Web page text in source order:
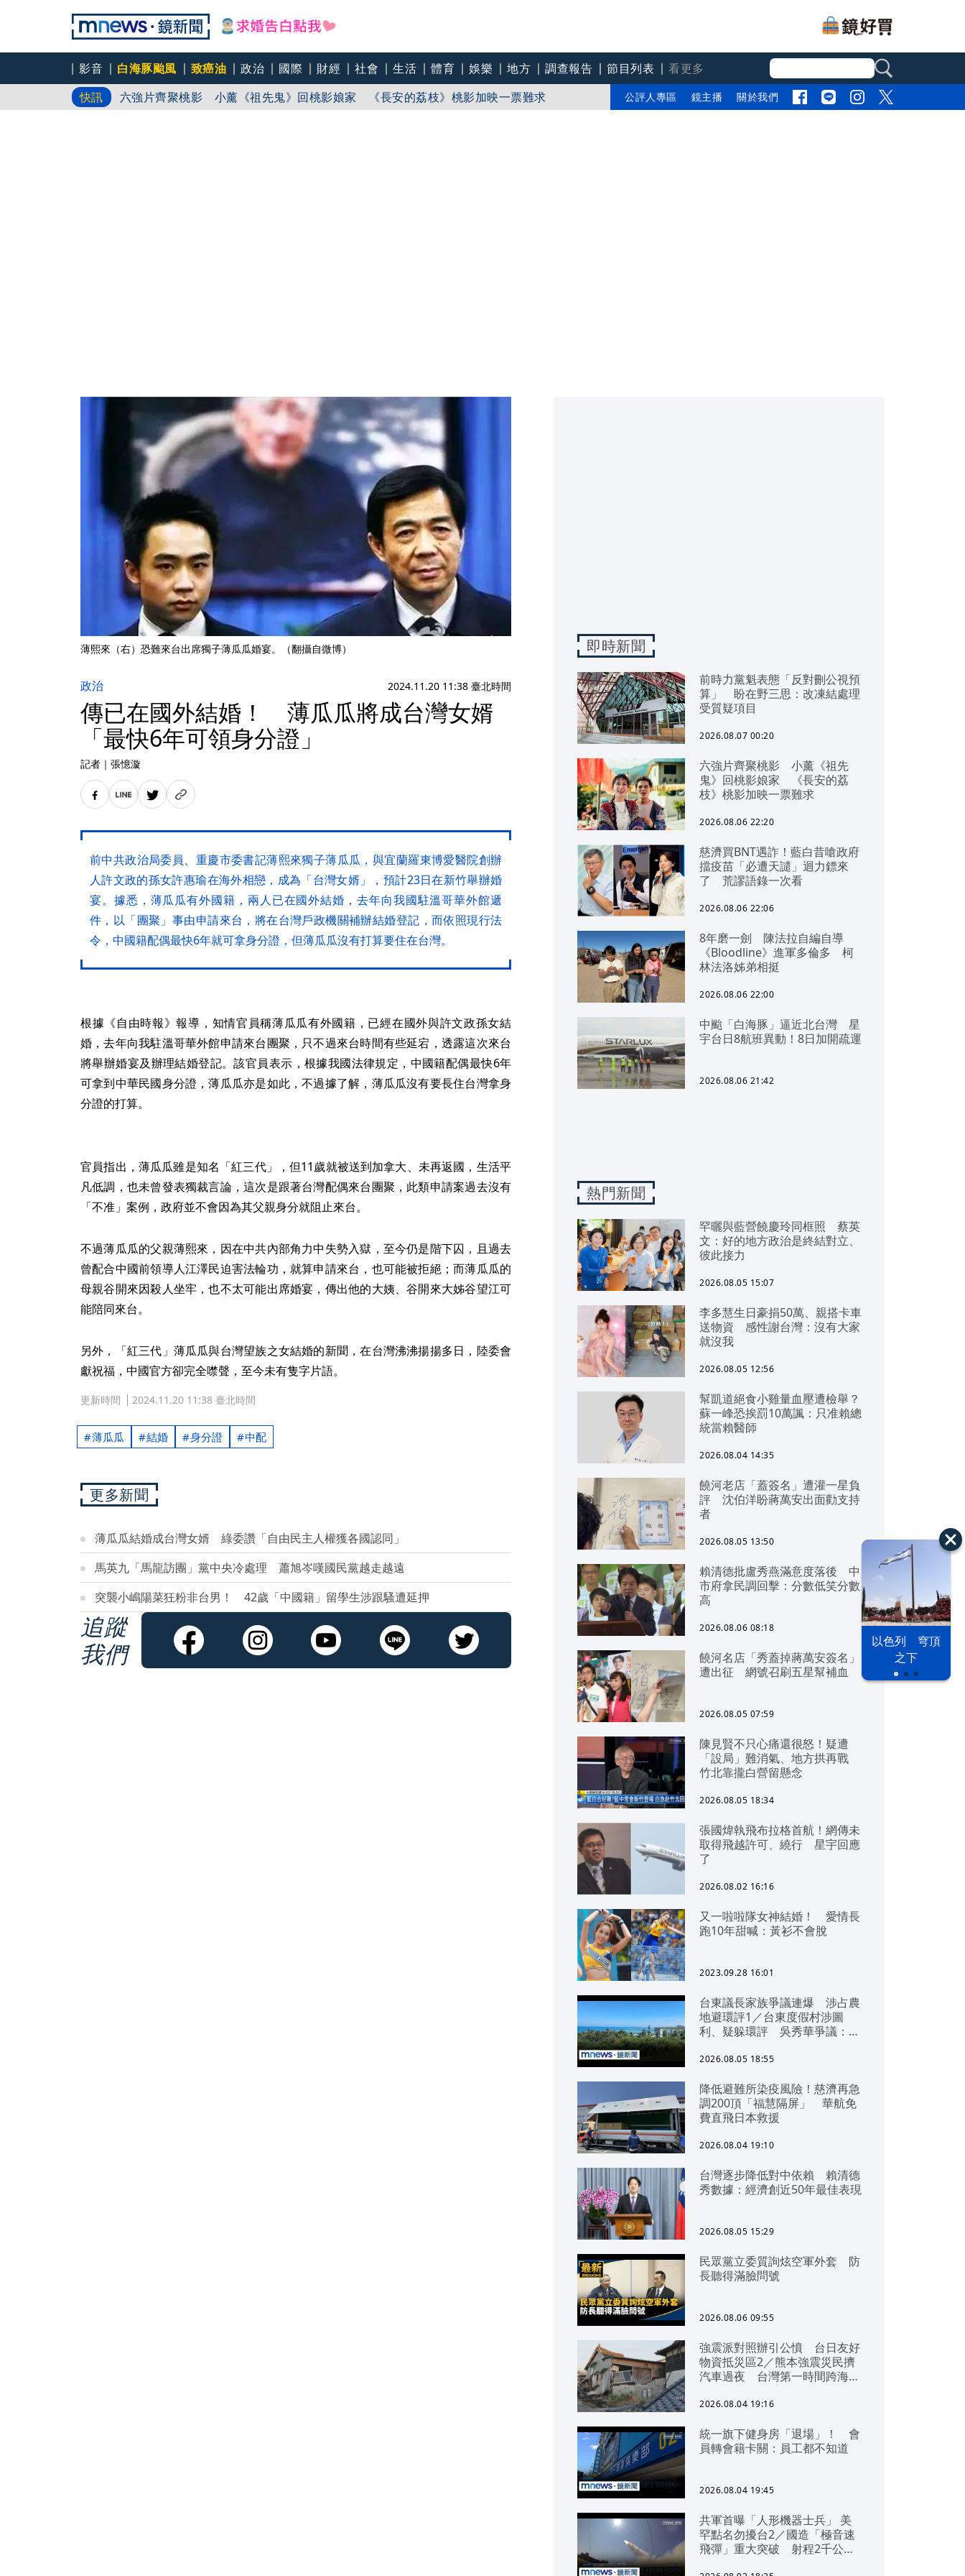
影音 白海豚颱風 致癌油 政治 國際 財經 社會 生活 體育 娛樂 地方 調查報告 節目列表
看更多
快訊
六強片齊聚桃影 小薰《祖先鬼》回桃影娘家 《長安的荔枝》桃影加映一票難求
慈濟買BNT遇詐！藍白昔嗆政府擋疫苗「必遭天譴」迴力鏢來了 荒謬語錄一次看
公評人專區 鏡主播 關於我們
以色列 穹頂
之下
薄熙來（右）恐難來台出席獨子薄瓜瓜婚宴。（翻攝自微博）
政治 2024.11.20 11:38 臺北時間
傳已在國外結婚！ 薄瓜瓜將成台灣女婿
「最快6年可領身分證」
記者 ｜ 張憶漩
前中共政治局委員、重慶市委書記薄熙來獨子薄瓜瓜，與宜蘭羅東博愛醫院創辦
人許文政的孫女許惠瑜在海外相戀，成為「台灣女婿」，預計23日在新竹舉辦婚
宴。據悉，薄瓜瓜有外國籍，兩人已在國外結婚，去年向我國駐溫哥華外館遞
件，以「團聚」事由申請來台，將在台灣戶政機關補辦結婚登記，而依照現行法
令，中國籍配偶最快6年就可拿身分證，但薄瓜瓜沒有打算要住在台灣。
根據《自由時報》報導，知情官員稱薄瓜瓜有外國籍，已經在國外與許文政孫女結
婚，去年向我駐溫哥華外館申請來台團聚，只不過來台時間有些延宕，透露這次來台
將舉辦婚宴及辦理結婚登記。該官員表示，根據我國法律規定，中國籍配偶最快6年
可拿到中華民國身分證，薄瓜瓜亦是如此，不過據了解，薄瓜瓜沒有要長住台灣拿身
分證的打算。
官員指出，薄瓜瓜雖是知名「紅三代」，但11歲就被送到加拿大、未再返國，生活平
凡低調，也未曾發表獨裁言論，這次是跟著台灣配偶來台團聚，此類申請案過去沒有
「不准」案例，政府並不會因為其父親身分就阻止來台。
不過薄瓜瓜的父親薄熙來，因在中共內部角力中失勢入獄，至今仍是階下囚，且過去
曾配合中國前領導人江澤民迫害法輪功，就算申請來台，也可能被拒絕；而薄瓜瓜的
母親谷開來因殺人坐牢，也不太可能出席婚宴，傳出他的大姨、谷開來大姊谷望江可
能陪同來台。
另外，「紅三代」薄瓜瓜與台灣望族之女結婚的新聞，在台灣沸沸揚揚多日，陸委會
獻祝福，中國官方卻完全噤聲，至今未有隻字片語。
更新時間 2024.11.20 11:38 臺北時間
薄瓜瓜 結婚 身分證 中配
更多新聞
薄瓜瓜結婚成台灣女婿 綠委讚「自由民主人權獲各國認同」
馬英九「馬龍訪團」黨中央冷處理 蕭旭岑嘆國民黨越走越遠
突襲小嶋陽菜狂粉非台男！ 42歲「中國籍」留學生涉跟騷遭延押
追蹤
我們
即時新聞
前時力黨魁表態「反對刪公視預
算」 盼在野三思：改凍結處理
受質疑項目
2026.08.07 00:20
六強片齊聚桃影 小薰《祖先
鬼》回桃影娘家 《長安的荔
枝》桃影加映一票難求
2026.08.06 22:20
慈濟買BNT遇詐！藍白昔嗆政府
擋疫苗「必遭天譴」迴力鏢來
了 荒謬語錄一次看
2026.08.06 22:06
8年磨一劍 陳法拉自編自導
《Bloodline》進軍多倫多 柯
林法洛姊弟相挺
2026.08.06 22:00
中颱「白海豚」逼近北台灣 星
宇台日8航班異動！8日加開疏運
2026.08.06 21:42
熱門新聞
罕曬與藍營饒慶玲同框照 蔡英
文：好的地方政治是終結對立、
彼此接力
2026.08.05 15:07
李多慧生日豪捐50萬、親搭卡車
送物資 感性謝台灣：沒有大家
就沒我
2026.08.05 12:56
幫凱道絕食小雞量血壓遭檢舉？
蘇一峰恐挨罰10萬諷：只准賴總
統當賴醫師
2026.08.04 14:35
饒河老店「蓋簽名」遭灌一星負
評 沈伯洋盼蔣萬安出面勸支持
者
2026.08.05 13:50
賴清德批盧秀燕滿意度落後 中
市府拿民調回擊：分數低笑分數
高
2026.08.06 08:18
饒河名店「秀蓋掉蔣萬安簽名」
遭出征 網號召刷五星幫補血
2026.08.05 07:59
陳見賢不只心痛還很怒！疑遭
「設局」難消氣、地方拱再戰
竹北靠攏白營留懸念
2026.08.05 18:34
張國煒執飛布拉格首航！網傳未
取得飛越許可、繞行 星宇回應
了
2026.08.02 16:16
又一啦啦隊女神結婚！ 愛情長
跑10年甜喊：黃衫不會脫
2023.09.28 16:01
台東議長家族爭議連爆 涉占農
地避環評1／台東度假村涉圖
利、疑躲環評 吳秀華爭議：概
2026.08.05 18:55
降低避難所染疫風險！慈濟再急
調200頂「福慧隔屏」 華航免
費直飛日本救援
2026.08.04 19:10
台灣逐步降低對中依賴 賴清德
秀數據：經濟創近50年最佳表現
2026.08.05 15:29
民眾黨立委質詢炫空軍外套 防
長聽得滿臉問號
2026.08.06 09:55
強震派對照辦引公憤 台日友好
物資抵災區2／熊本強震災民擠
汽車過夜 台灣第一時間跨海急
2026.08.04 19:16
統一旗下健身房「退場」！ 會
員轉會籍卡關：員工都不知道
2026.08.04 19:45
共軍首曝「人形機器士兵」 美
罕點名勿擾台2／國造「極音速
飛彈」重大突破 射程2千公里